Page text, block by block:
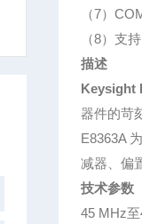
（7）
（8）支
描述
Keysight
器件的苛
E8363A
减器、偏
技术参数
45 MHz